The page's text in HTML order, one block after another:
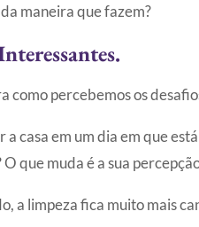
maneira que fazem?
como percebemos os
casa em um dia em que
que muda é a sua
a limpeza fica muito mais